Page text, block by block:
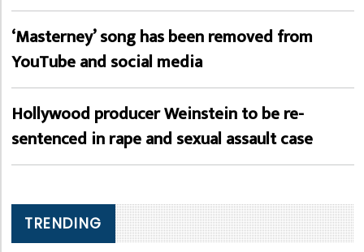
‘Masterney’ song has been removed from
YouTube and social media
Hollywood producer Weinstein to be re-
sentenced in rape and sexual assault case
TRENDING